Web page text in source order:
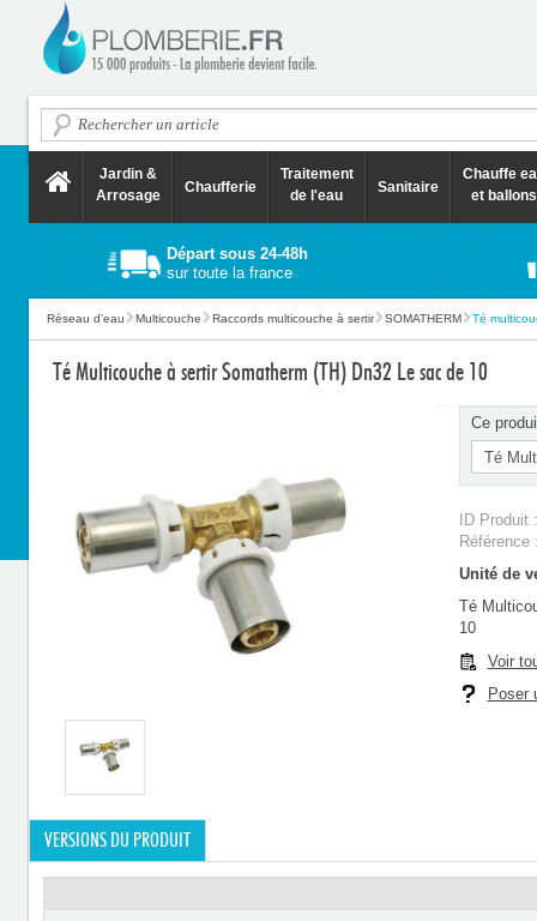
Jardin &
Arrosage
Chaufferie
Traitement
de l'eau
Sanitaire
Chauffe
et ballons
Départ sous 24-48h
sur toute la france
Réseau d'eau Multicouche Raccords multicouche à sertir SOMATHERM Té
Té Multicouche à sertir Somatherm (TH) Dn32 Le sac de 10
Ce
ID Produit
Unité de
Té
10
Voir
Poser
VERSIONS DU PRODUIT